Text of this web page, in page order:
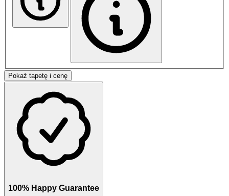
Pokaż tapetę i cenę
100% Happy Guarantee